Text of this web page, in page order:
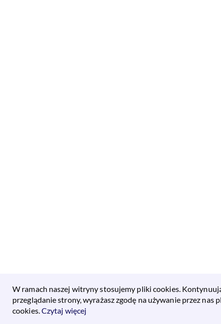
W ramach naszej witryny stosujemy pliki cookies.
przeglądanie strony, wyrażasz zgodę na używanie przez nas
cookies.Czytaj więcej